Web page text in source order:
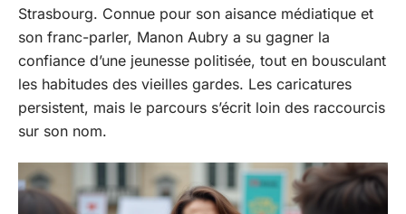
Strasbourg. Connue pour son aisance médiatique et
son franc-parler, Manon Aubry a su gagner la
confiance d’une jeunesse politisée, tout en bousculant
les habitudes des vieilles gardes. Les caricatures
persistent, mais le parcours s’écrit loin des raccourcis
sur son nom.